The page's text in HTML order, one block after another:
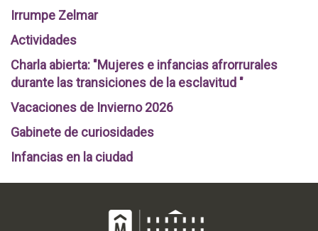
Irrumpe Zelmar
Actividades
Charla abierta: "Mujeres e infancias afrorrurales
durante las transiciones de la esclavitud "
Vacaciones de Invierno 2026
Gabinete de curiosidades
Infancias en la ciudad